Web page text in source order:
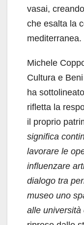
vasai,
che esalta la
mediterranea.
Michele
Cultura e
ha
rifletta la
il proprio
significa
lavorare le
influenzare
dialogo tra
museo uno
alle università